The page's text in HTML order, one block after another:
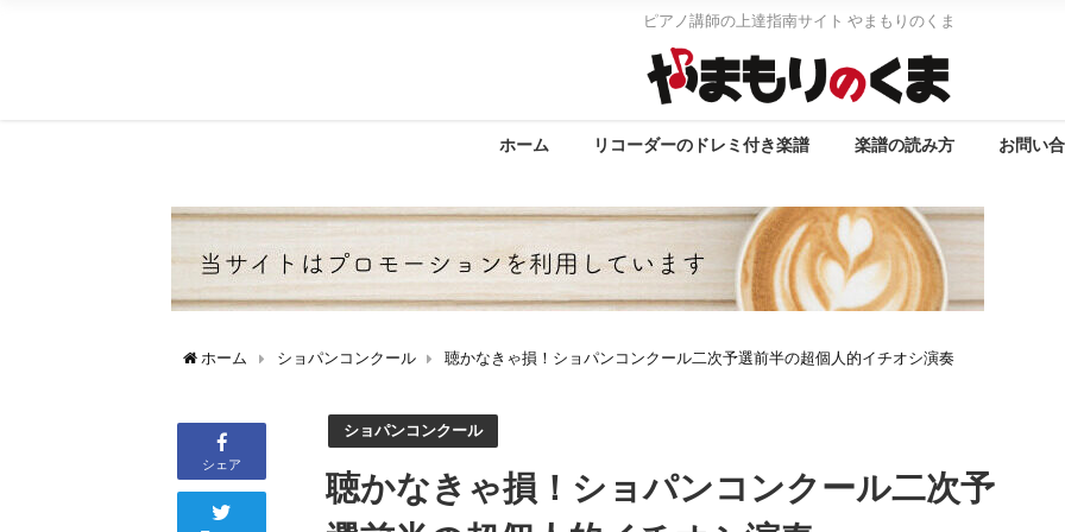
ピアノ講師の上達指南サイト やまもりのくま
ホーム リコーダーのドレミ付き楽譜 楽譜の読み方 お問い
ホーム ショパンコンクール 聴かなきゃ損！ショパンコンクール二次予選前半の超個人的イチオシ演奏
シェア
ショパンコンクール
聴かなきゃ損！ショパンコンクール二次予